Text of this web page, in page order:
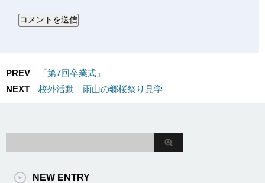
PREV
「第7回卒業式」
NEXT
校外活動 雨山の郷桜祭り見学
NEW ENTRY